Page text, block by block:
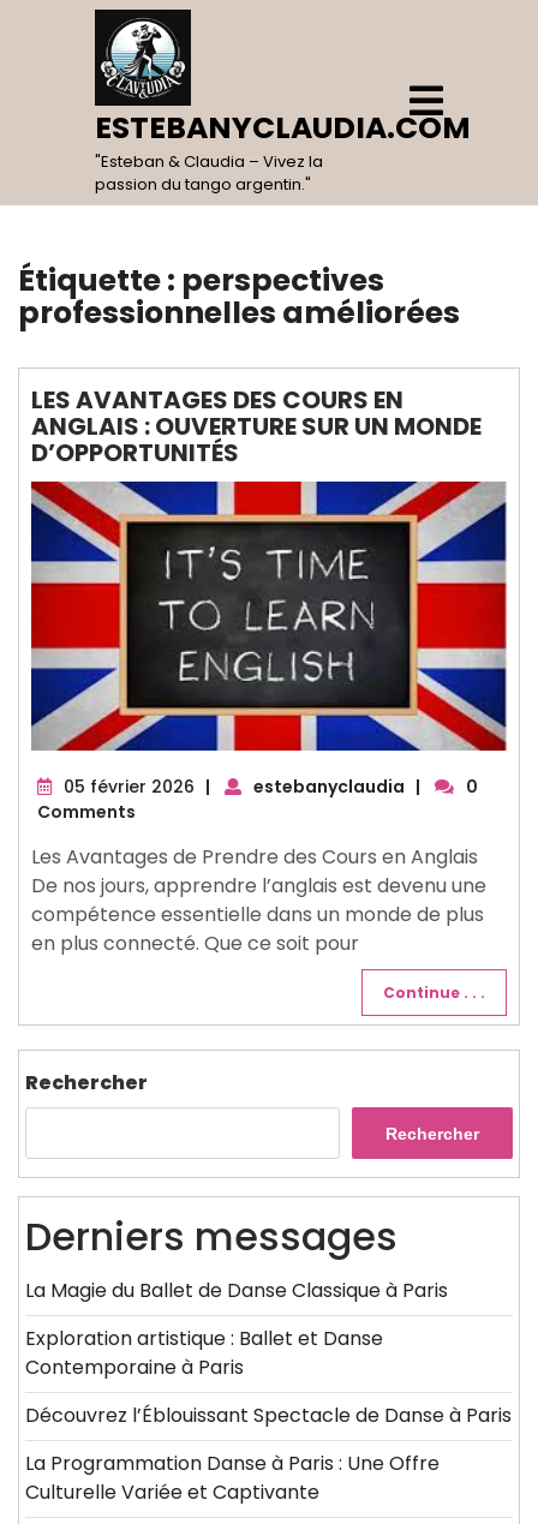
ESTEBANYCLAUDIA.COM
"Esteban & Claudia – Vivez la
passion du tango argentin."
Open
Menu
Étiquette : perspectives
professionnelles améliorées
LES AVANTAGES DES COURS EN
ANGLAIS : OUVERTURE SUR UN MONDE
D’OPPORTUNITÉS
05 février 2026 05
| estebanyclaudia |
0
Comments
Les Avantages de Prendre des Cours en Anglais
De nos jours, apprendre l’anglais est devenu une
compétence essentielle dans un monde de plus
en plus connecté. Que ce soit pour
Continue . . .
Rechercher
Rechercher
Derniers messages
La Magie du Ballet de Danse Classique à Paris
Exploration artistique : Ballet et Danse
Contemporaine à Paris
Découvrez l’Éblouissant Spectacle de Danse à Paris
La Programmation Danse à Paris : Une Offre
Culturelle Variée et Captivante